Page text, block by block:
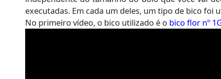
executadas. Em cada um deles, um tipo de bico foi
No primeiro vídeo, o bico utilizado é o bico flor nº